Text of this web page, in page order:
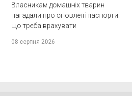
Власникам домашніх тварин
нагадали про оновлені паспорти:
що треба врахувати
08 серпня 2026